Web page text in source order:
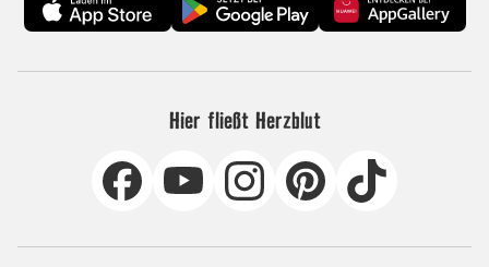
Hier fließt Herzblut